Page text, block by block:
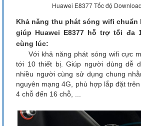
Huawei E8377 Tốc độ
Khả năng thu phát sóng wifi chuẩn
giúp Huawei E8377 hỗ trợ tối đa
cùng lúc:
Với khả năng phát sóng wifi cực
tới 10 thiết bị. Giúp người dùng dễ
nhiều người cùng sử dụng chung
nguyên mạng 4G, phù hợp lắp đặt
4 chỗ đến 16 chỗ, ...